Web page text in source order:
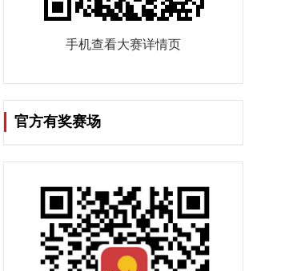
手机查看大赛详情页
官方有奖赛场